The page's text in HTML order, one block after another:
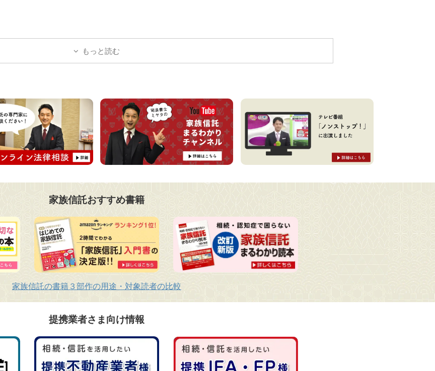
もっと読む
家族信託おすすめ書籍
家族信託の書籍３部作の用途・対象読者の比較
提携業者さま向け情報